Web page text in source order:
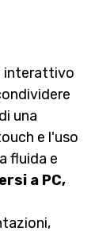
interattivo
una
e l'uso
fluida e
a PC,